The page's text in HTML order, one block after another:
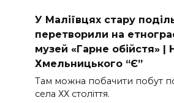
У Маліївцях стару
перетворили на
музей «Гарне обійстя» |
Хмельницького “Є”
Там можна побачити побут
села ХХ століття.